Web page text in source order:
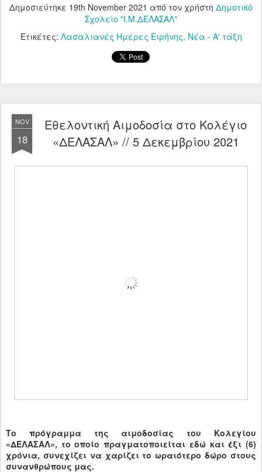
Δημοσιεύτηκε 19th November 2021 από τον χρήστη Δημοτικό
Σχολείο "Ι.Μ.ΔΕΛΑΣΑΛ"
Ετικέτες: Λασαλιανές Ημέρες Ειρήνης Νέα - Α' τάξη
NOV
18
Εθελοντική Αιμοδοσία στο Κολέγιο
«ΔΕΛΑΣΑΛ» // 5 Δεκεμβρίου 2021
Το πρόγραμμα της αιμοδοσίας του Κολεγίου
«ΔΕΛΑΣΑΛ», το οποίο πραγματοποιείται εδώ και έξι (6)
χρόνια, συνεχίζει να χαρίζει το ωραιότερο δώρο στους
συνανθρώπους μας.